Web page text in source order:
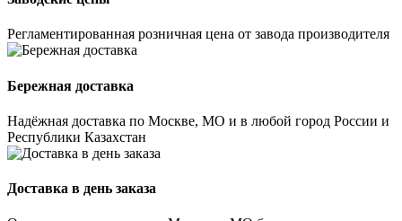
Регламентированная розничная цена от завода производителя
Бережная доставка
Надёжная доставка по Москве, МО и в любой город России и
Республики Казахстан
Доставка в день заказа